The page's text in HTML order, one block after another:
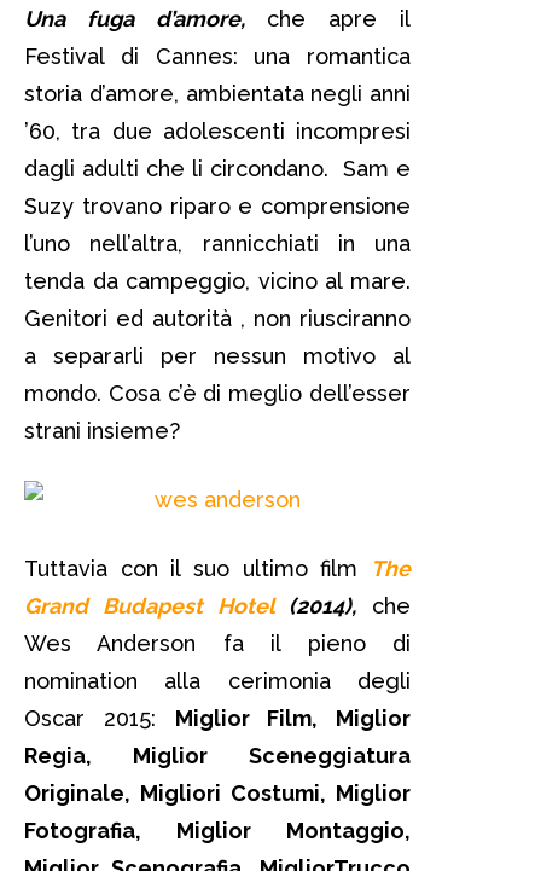
Una fuga d’amore,che apre il
Festival di Cannes: una romantica
storia d’amore, ambientata negli anni
’60, tra due adolescenti incompresi
dagli adulti che li circondano. Sam e
Suzy trovano riparo e comprensione
l’uno nell’altra, rannicchiati in una
tenda da campeggio, vicino al mare.
Genitori ed autorità , non riusciranno
a separarli per nessun motivo al
mondo. Cosa c’è di meglio dell’esser
strani insieme?
Tuttavia con il suo ultimo film
The
Grand Budapest Hotel(2014), che
Wes Anderson fa il pieno di
nomination alla cerimonia degli
Oscar 2015: Miglior Film, Miglior
Regia, Miglior Sceneggiatura
Originale, Migliori Costumi, Miglior
Fotografia, Miglior Montaggio,